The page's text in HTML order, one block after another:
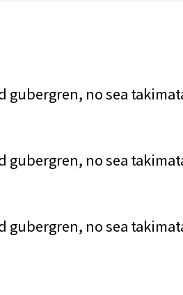
gubergren, no sea
gubergren, no sea
gubergren, no sea